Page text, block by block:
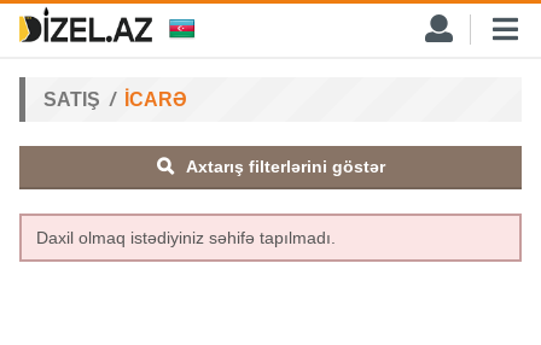
SATIŞ İCARƏ
Axtarış filterlərini göstər
Daxil olmaq istədiyiniz səhifə tapılmadı.